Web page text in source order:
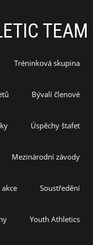
TEAM
Tréninková skupina
Bývalí členové
Úspěchy štafet
Mezinárodní závody
Soustředění
Youth Athletics